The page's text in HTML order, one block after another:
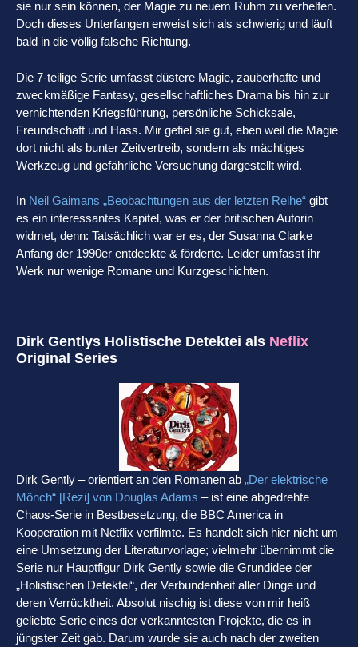
sie nur sein können, der Magie zu neuem Ruhm zu verhelfen.
Doch dieses Unterfangen erweist sich als schwierig und läuft
bald in die völlig falsche Richtung.
Die 7-teilige Serie umfasst düstere Magie, zauberhafte und
zweckmäßige Fantasy, gesellschaftliches Drama bis hin zur
vernichtenden Kriegsführung, persönliche Schicksale,
Freundschaft und Hass. Mir gefiel sie gut, eben weil die Magie
dort nicht als bunter Zeitvertreib, sondern als mächtiges
Werkzeug und gefährliche Versuchung dargestellt wird.
In Neil Gaimans „Beobachtungen aus der letzten Reihe“ gibt
es ein interessantes Kapitel, was er der britischen Autorin
widmet, denn: Tatsächlich war er es, der Susanna Clarke
Anfang der 1990er entdeckte & förderte. Leider umfasst ihr
Werk nur wenige Romane und Kurzgeschichten.
Dirk Gentlys Holistische Detektei als Neflix
Original Series
Dirk Gently – orientiert an den Romanen ab „Der elektrische
Mönch“ [Rezi] von Douglas Adams – ist eine abgedrehte
Chaos-Serie in Bestbesetzung, die BBC America in
Kooperation mit Netflix verfilmte. Es handelt sich hier nicht um
eine Umsetzung der Literaturvorlage; vielmehr übernimmt die
Serie nur Hauptfigur Dirk Gently sowie die Grundidee der
„Holistischen Detektei“, der Verbundenheit aller Dinge und
deren Verrücktheit. Absolut nischig ist diese von mir heiß
geliebte Serie eines der verkanntesten Projekte, die es in
jüngster Zeit gab. Darum wurde sie auch nach der zweiten